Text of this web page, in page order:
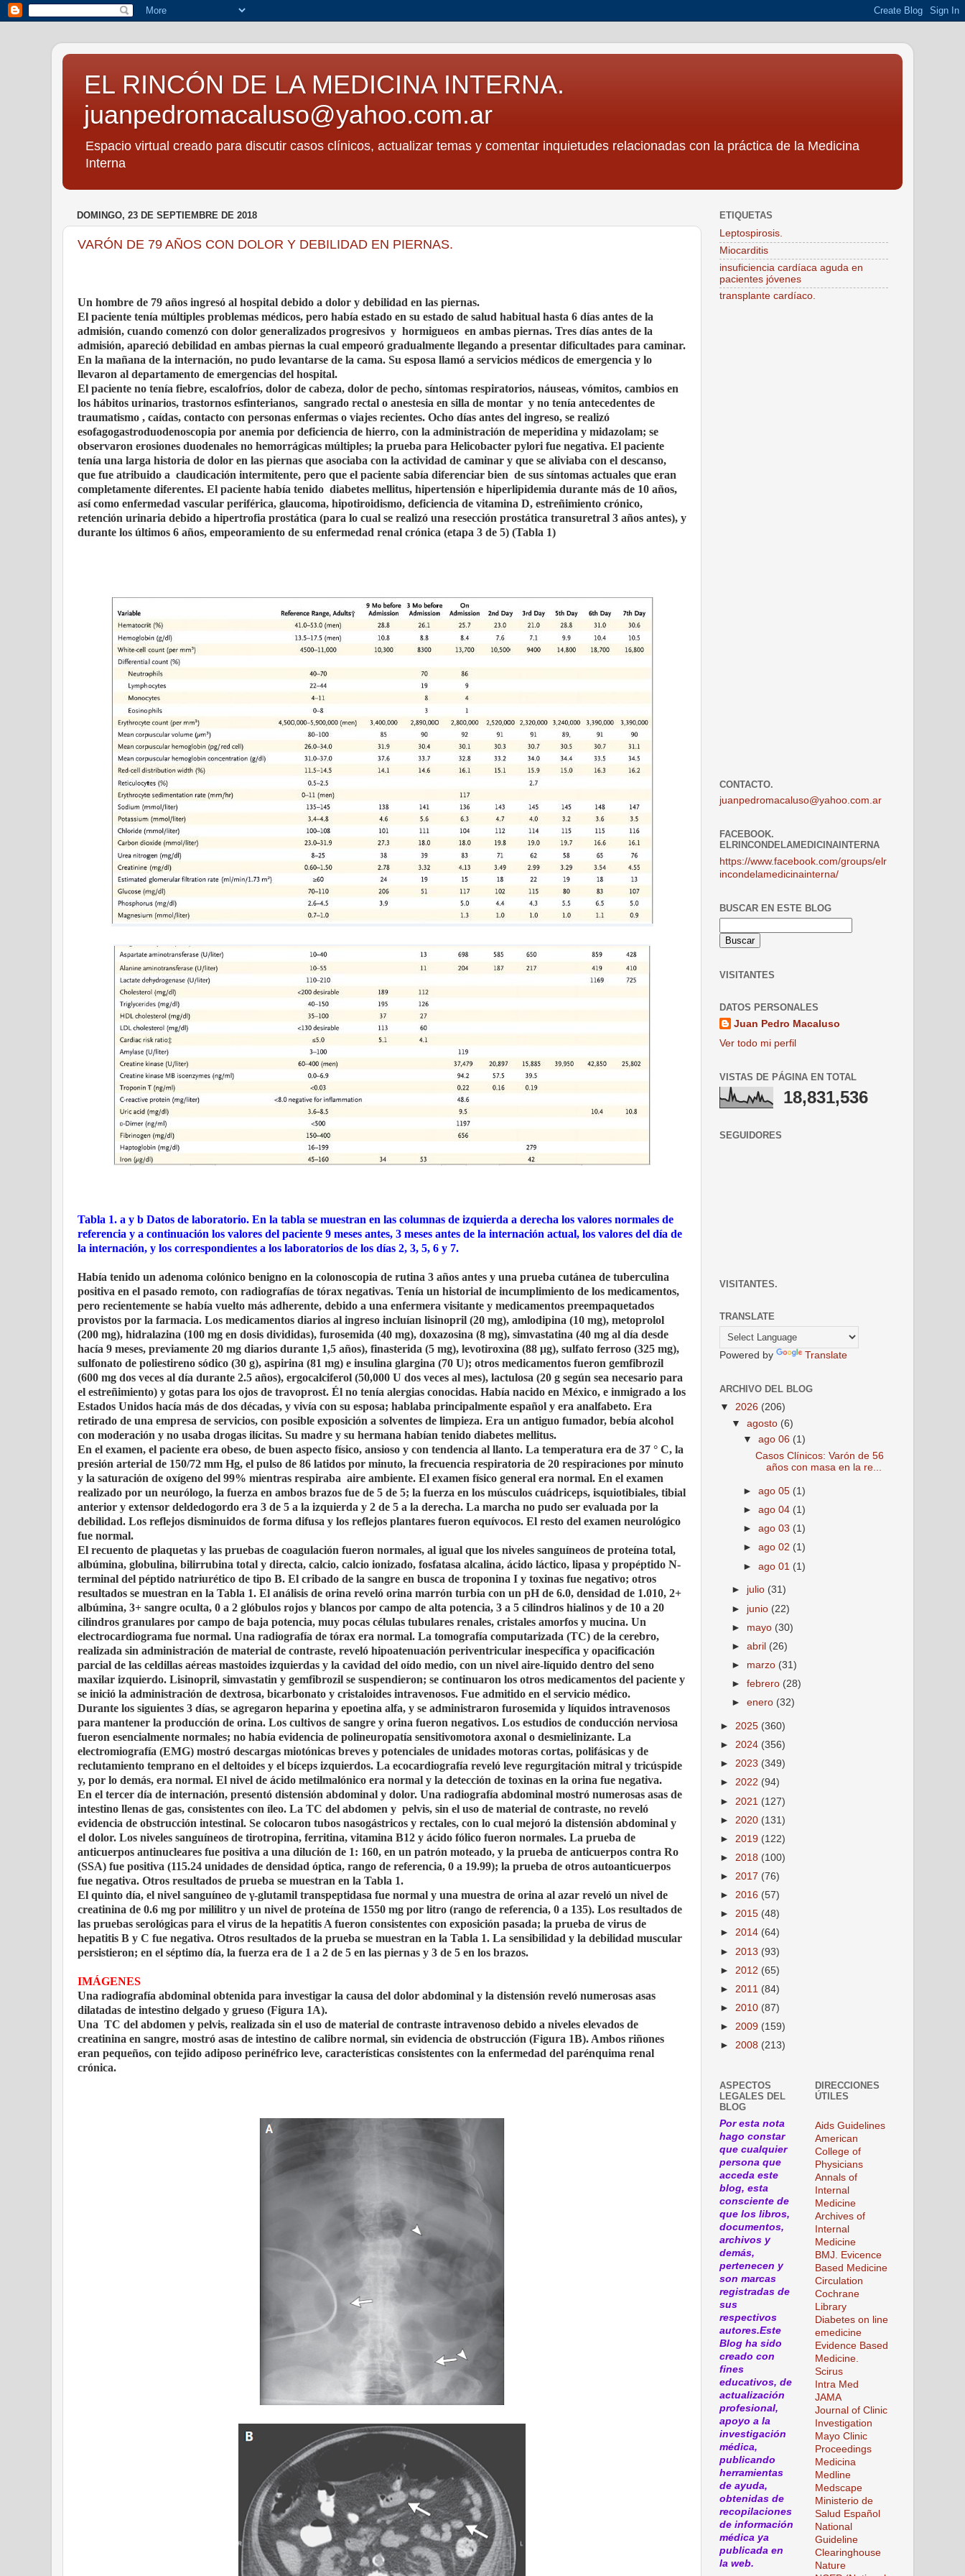
EL RINCÓN DE LA MEDICINA INTERNA.
juanpedromacaluso@yahoo.com.ar
Espacio virtual creado para discutir casos clínicos, actualizar temas y comentar inquietudes relacionadas con la práctica de la Medicina
Interna
DOMINGO, 23 DE SEPTIEMBRE DE 2018
VARÓN DE 79 AÑOS CON DOLOR Y DEBILIDAD EN PIERNAS.
Un hombre de 79 años ingresó al hospital debido a dolor y debilidad en las piernas.
El paciente tenía múltiples problemas médicos, pero había estado en su estado de salud habitual hasta 6 días antes de la
admisión, cuando comenzó con dolor generalizados progresivos y hormigueos en ambas piernas. Tres días antes de la
admisión, apareció debilidad en ambas piernas la cual empeoró gradualmente llegando a presentar dificultades para caminar.
En la mañana de la internación, no pudo levantarse de la cama. Su esposa llamó a servicios médicos de emergencia y lo
llevaron al departamento de emergencias del hospital.
El paciente no tenía fiebre, escalofríos, dolor de cabeza, dolor de pecho, síntomas respiratorios, náuseas, vómitos, cambios en
los hábitos urinarios, trastornos esfinterianos, sangrado rectal o anestesia en silla de montar y no tenía antecedentes de
traumatismo , caídas, contacto con personas enfermas o viajes recientes. Ocho días antes del ingreso, se realizó
esofagogastroduodenoscopia por anemia por deficiencia de hierro, con la administración de meperidina y midazolam; se
observaron erosiones duodenales no hemorrágicas múltiples; la prueba para Helicobacter pylori fue negativa. El paciente
tenía una larga historia de dolor en las piernas que asociaba con la actividad de caminar y que se aliviaba con el descanso,
que fue atribuido a claudicación intermitente, pero que el paciente sabía diferenciar bien de sus síntomas actuales que eran
completamente diferentes. El paciente había tenido diabetes mellitus, hipertensión e hiperlipidemia durante más de 10 años,
así como enfermedad vascular periférica, glaucoma, hipotiroidismo, deficiencia de vitamina D, estreñimiento crónico,
retención urinaria debido a hipertrofia prostática (para lo cual se realizó una resección prostática transuretral 3 años antes), y
durante los últimos 6 años, empeoramiento de su enfermedad renal crónica (etapa 3 de 5) (Tabla 1)
Tabla 1. a y b Datos de laboratorio. En la tabla se muestran en las columnas de izquierda a derecha los valores normales de
referencia y a continuación los valores del paciente 9 meses antes, 3 meses antes de la internación actual, los valores del día de
la internación, y los correspondientes a los laboratorios de los días 2, 3, 5, 6 y 7.
Había tenido un adenoma colónico benigno en la colonoscopia de rutina 3 años antes y una prueba cutánea de tuberculina
positiva en el pasado remoto, con radiografías de tórax negativas. Tenía un historial de incumplimiento de los medicamentos,
pero recientemente se había vuelto más adherente, debido a una enfermera visitante y medicamentos preempaquetados
provistos por la farmacia. Los medicamentos diarios al ingreso incluían lisinopril (20 mg), amlodipina (10 mg), metoprolol
(200 mg), hidralazina (100 mg en dosis divididas), furosemida (40 mg), doxazosina (8 mg), simvastatina (40 mg al día desde
hacía 9 meses, previamente 20 mg diarios durante 1,5 años), finasterida (5 mg), levotiroxina (88 μg), sulfato ferroso (325 mg),
sulfonato de poliestireno sódico (30 g), aspirina (81 mg) e insulina glargina (70 U); otros medicamentos fueron gemfibrozil
(600 mg dos veces al día durante 2.5 años), ergocalciferol (50,000 U dos veces al mes), lactulosa (20 g según sea necesario para
el estreñimiento) y gotas para los ojos de travoprost. Él no tenía alergias conocidas. Había nacido en México, e inmigrado a los
Estados Unidos hacía más de dos décadas, y vivía con su esposa; hablaba principalmente español y era analfabeto. Era
retirado de una empresa de servicios, con posible exposición a solventes de limpieza. Era un antiguo fumador, bebía alcohol
con moderación y no usaba drogas ilícitas. Su madre y su hermana habían tenido diabetes mellitus.
En el examen, el paciente era obeso, de buen aspecto físico, ansioso y con tendencia al llanto. La temperatura era de 37 ° C, la
presión arterial de 150/72 mm Hg, el pulso de 86 latidos por minuto, la frecuencia respiratoria de 20 respiraciones por minuto
y la saturación de oxígeno del 99% mientras respiraba aire ambiente. El examen físico general era normal. En el examen
realizado por un neurólogo, la fuerza en ambos brazos fue de 5 de 5; la fuerza en los músculos cuádriceps, isquiotibiales, tibial
anterior y extensor deldedogordo era 3 de 5 a la izquierda y 2 de 5 a la derecha. La marcha no pudo ser evaluada por la
debilidad. Los reflejos disminuidos de forma difusa y los reflejos plantares fueron equívocos. El resto del examen neurológico
fue normal.
El recuento de plaquetas y las pruebas de coagulación fueron normales, al igual que los niveles sanguíneos de proteína total,
albúmina, globulina, bilirrubina total y directa, calcio, calcio ionizado, fosfatasa alcalina, ácido láctico, lipasa y propéptido N-
terminal del péptido natriurético de tipo B. El cribado de la sangre en busca de troponina I y toxinas fue negativo; otros
resultados se muestran en la Tabla 1. El análisis de orina reveló orina marrón turbia con un pH de 6.0, densidad de 1.010, 2+
albúmina, 3+ sangre oculta, 0 a 2 glóbulos rojos y blancos por campo de alta potencia, 3 a 5 cilindros hialinos y de 10 a 20
cilindros granulares por campo de baja potencia, muy pocas células tubulares renales, cristales amorfos y mucina. Un
electrocardiograma fue normal. Una radiografía de tórax era normal. La tomografía computarizada (TC) de la cerebro,
realizada sin administración de material de contraste, reveló hipoatenuación periventricular inespecífica y opacificación
parcial de las celdillas aéreas mastoides izquierdas y la cavidad del oído medio, con un nivel aire-líquido dentro del seno
maxilar izquierdo. Lisinopril, simvastatin y gemfibrozil se suspendieron; se continuaron los otros medicamentos del paciente y
se inició la administración de dextrosa, bicarbonato y cristaloides intravenosos. Fue admitido en el servicio médico.
Durante los siguientes 3 días, se agregaron heparina y epoetina alfa, y se administraron furosemida y líquidos intravenosos
para mantener la producción de orina. Los cultivos de sangre y orina fueron negativos. Los estudios de conducción nerviosa
fueron esencialmente normales; no había evidencia de polineuropatía sensitivomotora axonal o desmielinizante. La
electromiografía (EMG) mostró descargas miotónicas breves y potenciales de unidades motoras cortas, polifásicas y de
reclutamiento temprano en el deltoides y el bíceps izquierdos. La ecocardiografía reveló leve regurgitación mitral y tricúspide
y, por lo demás, era normal. El nivel de ácido metilmalónico era normal y la detección de toxinas en la orina fue negativa.
En el tercer día de internación, presentó distensión abdominal y dolor. Una radiografía abdominal mostró numerosas asas de
intestino llenas de gas, consistentes con íleo. La TC del abdomen y pelvis, sin el uso de material de contraste, no reveló
evidencia de obstrucción intestinal. Se colocaron tubos nasogástricos y rectales, con lo cual mejoró la distensión abdominal y
el dolor. Los niveles sanguíneos de tirotropina, ferritina, vitamina B12 y ácido fólico fueron normales. La prueba de
anticuerpos antinucleares fue positiva a una dilución de 1: 160, en un patrón moteado, y la prueba de anticuerpos contra Ro
(SSA) fue positiva (115.24 unidades de densidad óptica, rango de referencia, 0 a 19.99); la prueba de otros autoanticuerpos
fue negativa. Otros resultados de prueba se muestran en la Tabla 1.
El quinto día, el nivel sanguíneo de γ-glutamil transpeptidasa fue normal y una muestra de orina al azar reveló un nivel de
creatinina de 0.6 mg por mililitro y un nivel de proteína de 1550 mg por litro (rango de referencia, 0 a 135). Los resultados de
las pruebas serológicas para el virus de la hepatitis A fueron consistentes con exposición pasada; la prueba de virus de
hepatitis B y C fue negativa. Otros resultados de la prueba se muestran en la Tabla 1. La sensibilidad y la debilidad muscular
persistieron; en el séptimo día, la fuerza era de 1 a 2 de 5 en las piernas y 3 de 5 en los brazos.
IMÁGENES
Una radiografía abdominal obtenida para investigar la causa del dolor abdominal y la distensión reveló numerosas asas
dilatadas de intestino delgado y grueso (Figura 1A).
Una TC del abdomen y pelvis, realizada sin el uso de material de contraste intravenoso debido a niveles elevados de
creatinina en sangre, mostró asas de intestino de calibre normal, sin evidencia de obstrucción (Figura 1B). Ambos riñones
eran pequeños, con tejido adiposo perinéfrico leve, características consistentes con la enfermedad del parénquima renal
crónica.
ETIQUETAS
Leptospirosis.
Miocarditis
insuficiencia cardíaca aguda en
pacientes jóvenes
transplante cardíaco.
CONTACTO.
juanpedromacaluso@yahoo.com.ar
FACEBOOK.
ELRINCONDELAMEDICINAINTERNA
https://www.facebook.com/groups/elr
incondelamedicinainterna/
BUSCAR EN ESTE BLOG
VISITANTES
DATOS PERSONALES
Juan Pedro Macaluso
Ver todo mi perfil
VISTAS DE PÁGINA EN TOTAL
18,831,536
SEGUIDORES
VISITANTES.
TRANSLATE
Powered by Translate
ARCHIVO DEL BLOG
▼ 2026 (206)
▼agosto (6)
▼ago 06 (1)
Casos Clínicos: Varón de 56
años con masa en la re...
►ago 05 (1)
►ago 04 (1)
►ago 03 (1)
►ago 02 (1)
►ago 01 (1)
► julio (31)
► junio (22)
► mayo (30)
►abril (26)
► marzo (31)
►febrero (28)
►enero (32)
► 2025 (360)
► 2024 (356)
► 2023 (349)
► 2022 (94)
► 2021 (127)
► 2020 (131)
► 2019 (122)
► 2018 (100)
► 2017 (76)
► 2016 (57)
► 2015 (48)
► 2014 (64)
► 2013 (93)
► 2012 (65)
► 2011 (84)
► 2010 (87)
► 2009 (159)
► 2008 (213)
ASPECTOS
LEGALES DEL
BLOG
Por esta nota
hago constar
que cualquier
persona que
acceda este
blog, esta
consciente de
que los libros,
documentos,
archivos y
demás,
pertenecen y
son marcas
registradas de
sus
respectivos
autores.Este
Blog ha sido
creado con
fines
educativos, de
actualización
profesional,
apoyo a la
investigación
médica,
publicando
herramientas
de ayuda,
obtenidas de
recopilaciones
de información
médica ya
publicada en
la web.
DIRECCIONES
ÚTILES
Aids Guidelines
American
College of
Physicians
Annals of
Internal
Medicine
Archives of
Internal
Medicine
BMJ. Evicence
Based Medicine
Circulation
Cochrane
Library
Diabetes on line
emedicine
Evidence Based
Medicine.
Scirus
Intra Med
JAMA
Journal of Clinic
Investigation
Mayo Clinic
Proceedings
Medicina
Medline
Medscape
Ministerio de
Salud Español
National
Guideline
Clearinghouse
Nature